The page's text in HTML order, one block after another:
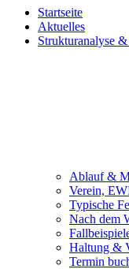
Startseite
Aktuelles
Strukturanalyse
Ablauf &
Verein,
Typische
Nach dem
Haltung &
Termin